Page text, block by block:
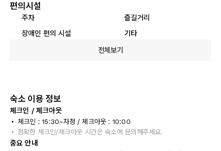
편의시설
주차
즐길거리
장애인 편의 시설
기타
전체보기
숙소 이용 정보
체크인 / 체크아웃
체크인 : 15:30~자정 / 체크아웃 : 10:00
정확한 체크인/체크아웃 시간은 숙소에 문의해주세요.
중요 안내